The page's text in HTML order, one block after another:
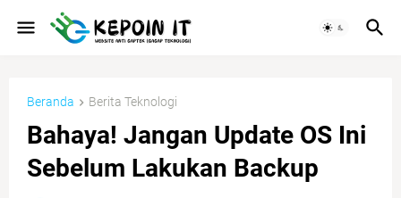
Beranda Berita Teknologi
Bahaya! Jangan Update OS Ini
Sebelum Lakukan Backup